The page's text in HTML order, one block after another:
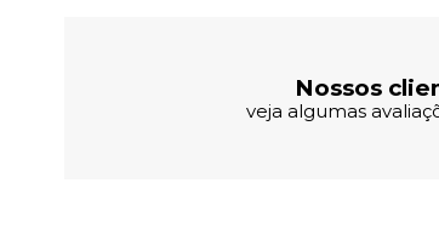
Nossos
veja algumas